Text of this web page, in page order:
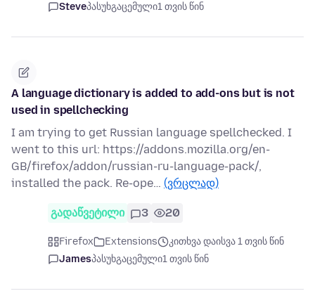
Steveპასუხგაცემული1 თვის წინ
A language dictionary is added to add-ons but is not
used in spellchecking
I am trying to get Russian language spellchecked. I
went to this url: https://addons.mozilla.org/en-
GB/firefox/addon/russian-ru-language-pack/,
installed the pack. Re-ope… (ვრცლად)
გადაწვეტილი 3 20
Firefox Extensions
კითხვა დაისვა 1 თვის წინ
Jamesპასუხგაცემული1 თვის წინ